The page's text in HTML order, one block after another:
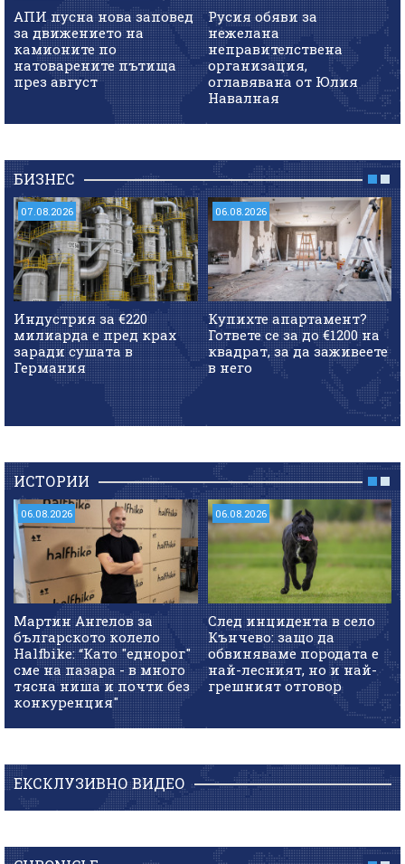
АПИ пусна нова заповед
за движението на
камионите по
натоварените пътища
през август
Русия обяви за
нежелана
неправителствена
организация,
оглавявана от Юлия
Навалная
БИЗНЕС
07.08.2026
Индустрия за €220
милиарда е пред крах
заради сушата в
Германия
06.08.2026
Купихте апартамент?
Гответе се за до €1200 на
квадрат, за да заживеете
в него
ИСТОРИИ
06.08.2026
Мартин Ангелов за
българското колело
Halfbike: “Като "еднорог"
сме на пазара - в много
тясна ниша и почти без
конкуренция"
06.08.2026
След инцидента в село
Кънчево: защо да
обвиняваме породата е
най-лесният, но и най-
грешният отговор
ЕКСКЛУЗИВНО ВИДЕО